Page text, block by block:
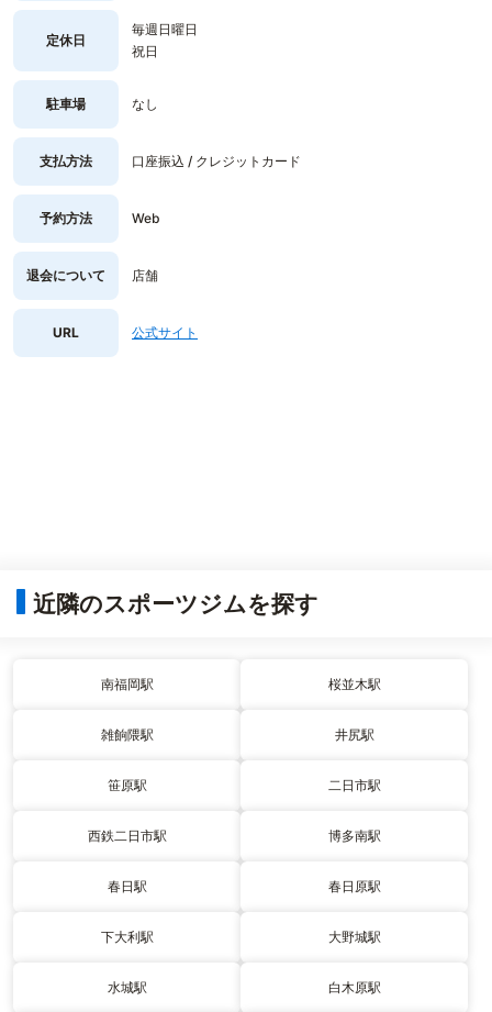
定休日
毎週日曜日
祝日
駐車場 なし
支払方法 口座振込 / クレジットカード
予約方法 Web
退会について 店舗
URL 公式サイト
近隣のスポーツジムを探す
南福岡駅 桜並木駅
雑餉隈駅 井尻駅
笹原駅 二日市駅
西鉄二日市駅 博多南駅
春日駅 春日原駅
下大利駅 大野城駅
水城駅 白木原駅